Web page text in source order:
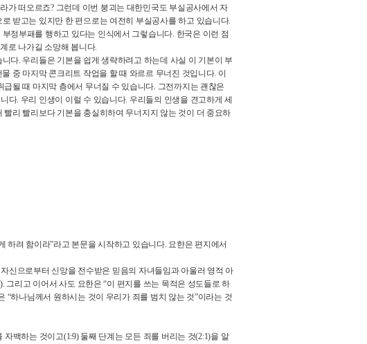
가 떠오르죠? 그런데 이번 붕괴는 대한민국도 부실공사에서 자
받고는 있지만 한 편으로는 여전히 부실공사를 하고 있습니다.
정부패를 행하고 있다는 인식에서 그렇습니다. 한국은 이런 점
로 나가길 소망해 봅니다.
니다. 우리들은 기본을 쉽게 생략하려고 하는데 사실 이 기본이 부
물 중 마지막 콘크리트 작업을 할 때 와르르 무너진 것입니다. 이
급될 때 마지막 층에서 무너질 수 있습니다. 그전까지는 괜찮은
다. 우리 인생이 이럴 수 있습니다. 우리들의 인생을 견고하게 세
빨리 빨리보다 기본을 충실히하여 무너지지 않는 것이 더 중요하
하려 함이라”라고 본문을 시작하고 있습니다. 요한은 편지에서
신으로부터 신앙을 전수받은 믿음의 자녀들임과 아울러 영적 아
그리고 이어서 사도 요한은“이 편지를 쓰는 목적은 성도들로 하
“하나님께서 원하시는 것이 우리가 죄를 범치 않는 것”이라는 것
자백하는 것이고(1:9) 둘째 단계는 모든 죄를 버리는 것(2:1)을 알